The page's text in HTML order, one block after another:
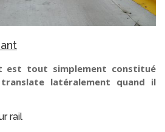
est tout simplement constitué
latéralement quand il
rail